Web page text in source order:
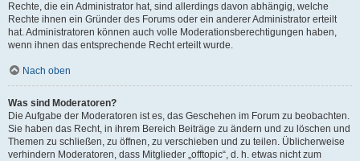
Rechte, die ein Administrator hat, sind allerdings davon abhängig, welche
Rechte ihnen ein Gründer des Forums oder ein anderer Administrator erteilt
hat. Administratoren können auch volle Moderationsberechtigungen haben,
wenn ihnen das entsprechende Recht erteilt wurde.
Nach oben
Was sind Moderatoren?
Die Aufgabe der Moderatoren ist es, das Geschehen im Forum zu beobachten.
Sie haben das Recht, in ihrem Bereich Beiträge zu ändern und zu löschen und
Themen zu schließen, zu öffnen, zu verschieben und zu teilen. Üblicherweise
verhindern Moderatoren, dass Mitglieder „offtopic“, d. h. etwas nicht zum